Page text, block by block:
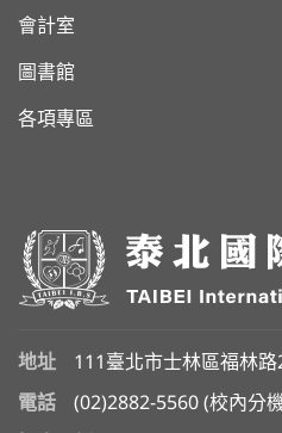
會計室
圖書館
各項專區
地址 111臺北市士林區福林路
電話
(02)2882-5560 (校內分